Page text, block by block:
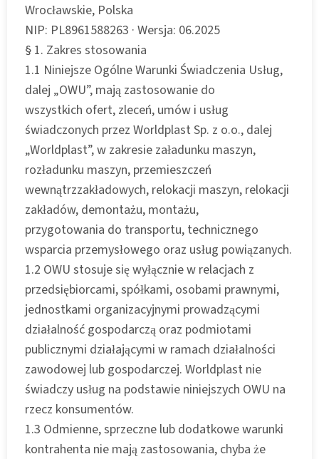
Wrocławskie, Polska
NIP: PL8961588263 · Wersja: 06.2025
§ 1. Zakres stosowania
1.1 Niniejsze Ogólne Warunki Świadczenia Usług,
dalej „OWU”, mają zastosowanie do
wszystkich ofert, zleceń, umów i usług
świadczonych przez Worldplast Sp. z o.o., dalej
„Worldplast”, w zakresie załadunku maszyn,
rozładunku maszyn, przemieszczeń
wewnątrzzakładowych, relokacji maszyn, relokacji
zakładów, demontażu, montażu,
przygotowania do transportu, technicznego
wsparcia przemysłowego oraz usług powiązanych.
1.2 OWU stosuje się wyłącznie w relacjach z
przedsiębiorcami, spółkami, osobami prawnymi,
jednostkami organizacyjnymi prowadzącymi
działalność gospodarczą oraz podmiotami
publicznymi działającymi w ramach działalności
zawodowej lub gospodarczej. Worldplast nie
świadczy usług na podstawie niniejszych OWU na
rzecz konsumentów.
1.3 Odmienne, sprzeczne lub dodatkowe warunki
kontrahenta nie mają zastosowania, chyba że